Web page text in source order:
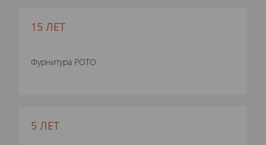
15 ЛЕТ
Фурнитура РОТО
5 ЛЕТ